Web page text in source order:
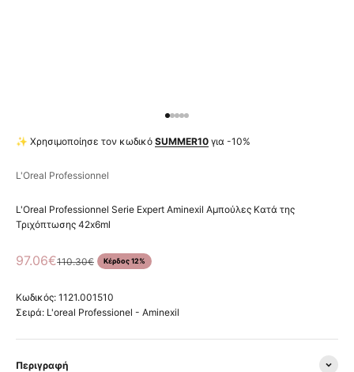
✨ Χρησιμοποίησε τον κωδικό SUMMER10 για -10%
L'Oreal Professionnel
L'Oreal Professionnel Serie Expert Aminexil Αμπούλες Κατά της
Τριχόπτωσης 42x6ml
Τιμή πώλησης
97.06€Κανονική τιμή
110.30€ Κέρδος 12%
Κωδικός: 1121.001510
Σειρά: L'oreal Professionel - Aminexil
Περιγραφή